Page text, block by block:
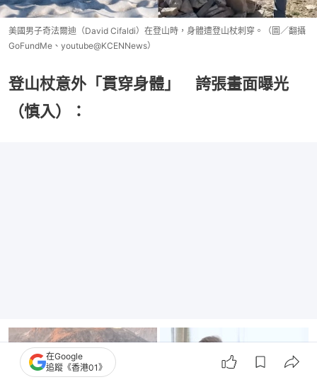
美國男子奇法爾迪（David Cifaldi）在登山時，身體遭登山杖刺穿。（圖／翻攝
GoFundMe、youtube@KCENNews）
登山杖意外「貫穿身體」 誇張畫面曝光
（慎入）：
在Google
追蹤《香港01》